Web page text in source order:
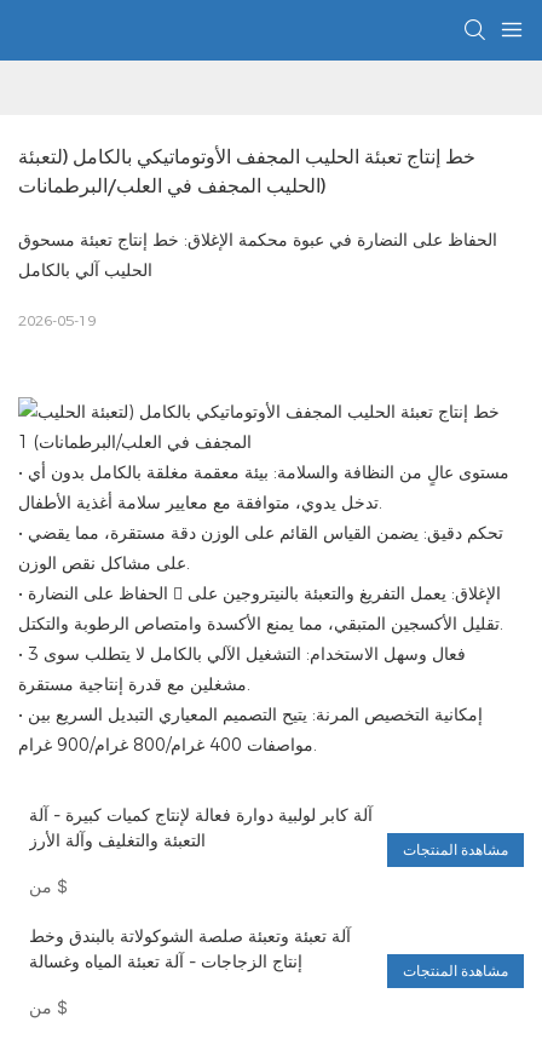
خط إنتاج تعبئة الحليب المجفف الأوتوماتيكي بالكامل (لتعبئة
الحليب المجفف في العلب/البرطمانات)
الحفاظ على النضارة في عبوة محكمة الإغلاق: خط إنتاج تعبئة مسحوق
الحليب آلي بالكامل
2026-05-19
• مستوى عالٍ من النظافة والسلامة: بيئة معقمة مغلقة بالكامل بدون أي
تدخل يدوي، متوافقة مع معايير سلامة أغذية الأطفال.
• تحكم دقيق: يضمن القياس القائم على الوزن دقة مستقرة، مما يقضي
على مشاكل نقص الوزن.
• الحفاظ على النضارة  الإغلاق: يعمل التفريغ والتعبئة بالنيتروجين على
تقليل الأكسجين المتبقي، مما يمنع الأكسدة وامتصاص الرطوبة والتكتل.
• فعال وسهل الاستخدام: التشغيل الآلي بالكامل لا يتطلب سوى 3
مشغلين مع قدرة إنتاجية مستقرة.
• إمكانية التخصيص المرنة: يتيح التصميم المعياري التبديل السريع بين
مواصفات 400 غرام/800 غرام/900 غرام.
آلة كابر لولبية دوارة فعالة لإنتاج كميات كبيرة - آلة
التعبئة والتغليف وآلة الأرز
$
مشاهدة المنتجات
آلة تعبئة وتعبئة صلصة الشوكولاتة بالبندق وخط
إنتاج الزجاجات - آلة تعبئة المياه وغسالة
$
مشاهدة المنتجات